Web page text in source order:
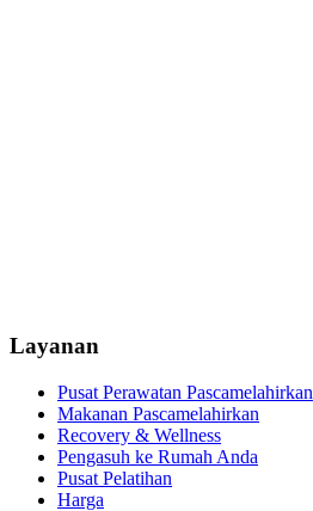
Layanan
Pusat Perawatan Pascamelahirkan
Makanan Pascamelahirkan
Recovery & Wellness
Pengasuh ke Rumah Anda
Pusat Pelatihan
Harga